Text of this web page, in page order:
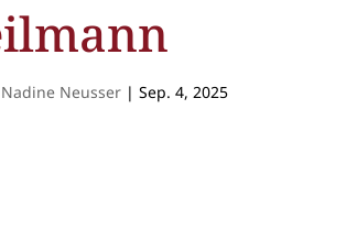
Neusser |Sep. 4, 2025